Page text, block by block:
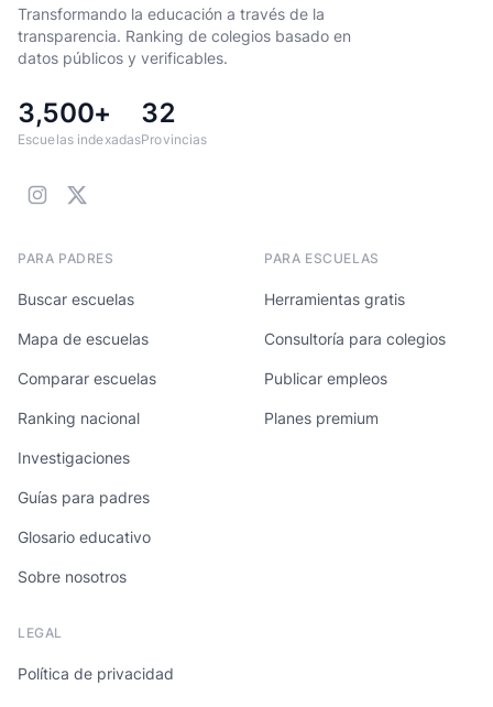
Transformando la educación a través de la
transparencia. Ranking de colegios basado en
datos públicos y verificables.
3,500+
Escuelas indexadas
32
Provincias
PARA PADRES
Buscar escuelas
Mapa de escuelas
Comparar escuelas
Ranking nacional
Investigaciones
Guías para padres
Glosario educativo
Sobre nosotros
PARA ESCUELAS
Herramientas gratis
Consultoría para colegios
Publicar empleos
Planes premium
LEGAL
Política de privacidad